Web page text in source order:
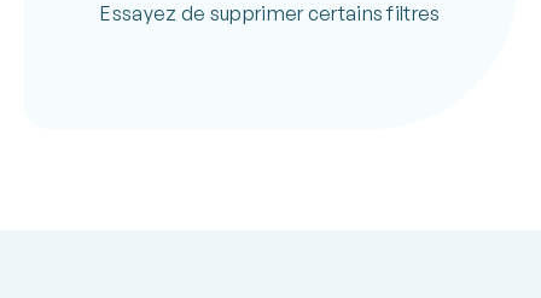
Essayez de supprimer certains filtres